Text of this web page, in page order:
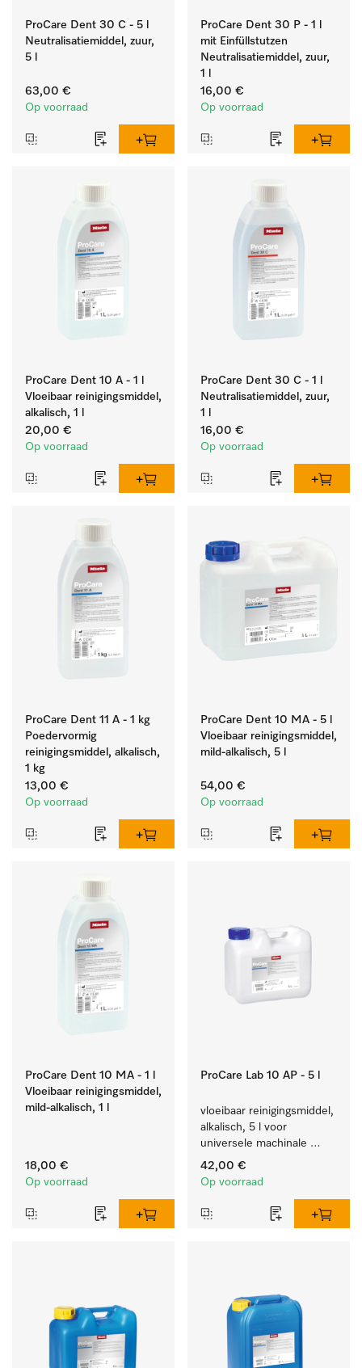
ProCare Dent 30 C - 5 l
Neutralisatiemiddel, zuur,
5 l
63,00 €
Op voorraad
ProCare Dent 30 P - 1 l
mit Einfüllstutzen
Neutralisatiemiddel, zuur,
1 l
16,00 €
Op voorraad
ProCare Dent 10 A - 1 l
Vloeibaar reinigingsmiddel,
alkalisch, 1 l
20,00 €
Op voorraad
ProCare Dent 30 C - 1 l
Neutralisatiemiddel, zuur,
1 l
16,00 €
Op voorraad
ProCare Dent 11 A - 1 kg
Poedervormig
reinigingsmiddel, alkalisch,
1 kg
13,00 €
Op voorraad
ProCare Dent 10 MA - 5 l
Vloeibaar reinigingsmiddel,
mild-alkalisch, 5 l
54,00 €
Op voorraad
ProCare Dent 10 MA - 1 l
Vloeibaar reinigingsmiddel,
mild-alkalisch, 1 l
18,00 €
Op voorraad
ProCare Lab 10 AP - 5 l
vloeibaar reinigingsmiddel,
alkalisch, 5 l voor
universele machinale
reiniging van
laboratoriumglaswerk en -
42,00 €
Op voorraad